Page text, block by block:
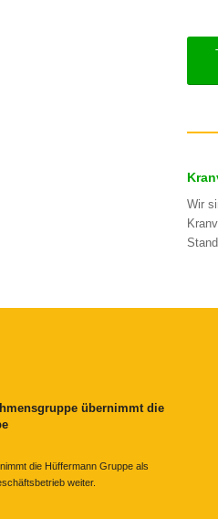
Wir
übernimmt die
die Hüffermann Gruppe als
weiter.